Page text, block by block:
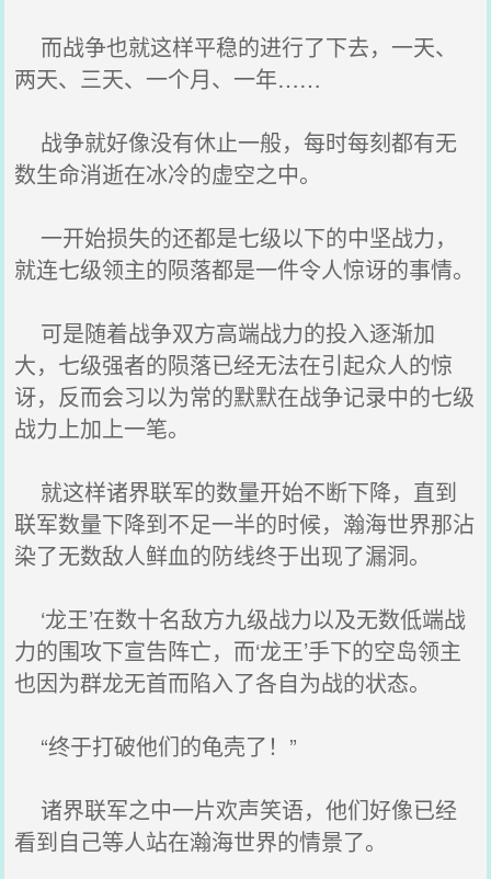
而战争也就这样平稳的进行了下去，一天、
两天、三天、一个月、一年……
战争就好像没有休止一般，每时每刻都有无
数生命消逝在冰冷的虚空之中。
一开始损失的还都是七级以下的中坚战力，
就连七级领主的陨落都是一件令人惊讶的事情。
可是随着战争双方高端战力的投入逐渐加
大，七级强者的陨落已经无法在引起众人的惊
讶，反而会习以为常的默默在战争记录中的七级
战力上加上一笔。
就这样诸界联军的数量开始不断下降，直到
联军数量下降到不足一半的时候，瀚海世界那沾
染了无数敌人鲜血的防线终于出现了漏洞。
‘龙王’在数十名敌方九级战力以及无数低端战
力的围攻下宣告阵亡，而‘龙王’手下的空岛领主
也因为群龙无首而陷入了各自为战的状态。
“终于打破他们的龟壳了！”
诸界联军之中一片欢声笑语，他们好像已经
看到自己等人站在瀚海世界的情景了。